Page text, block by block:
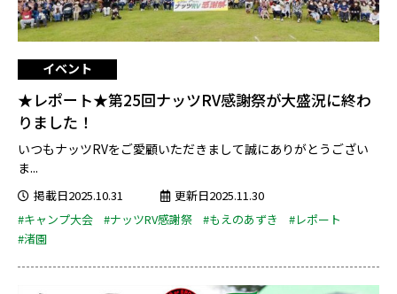
イベント
★レポート★第25回ナッツRV感謝祭が大盛況に終わ
りました！
いつもナッツRVをご愛顧いただきまして誠にありがとうござい
ま...
掲載日2025.10.31
更新日2025.11.30
#キャンプ大会
#ナッツRV感謝祭 #もえのあずき
#レポート
#渚園